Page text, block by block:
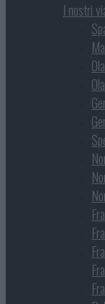
I nostri